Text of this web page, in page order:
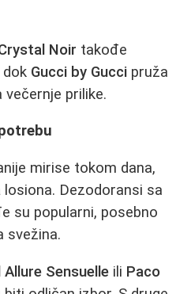
Noir takođe
dok Gucci by Gucci pruža
prilike.
mirise tokom dana,
losiona. Dezodoransi sa
su popularni, posebno
svežina.
Allure Sensuelle ili Paco